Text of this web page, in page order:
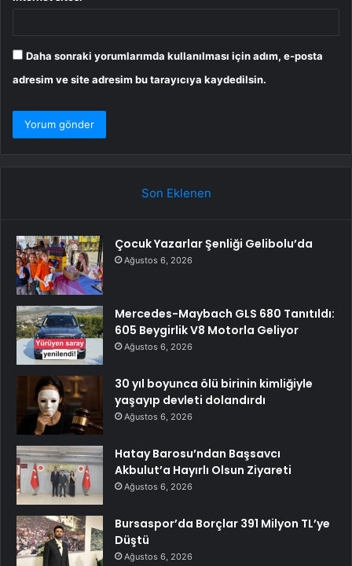
Daha sonraki yorumlarımda kullanılması için adım, e-posta
adresim ve site adresim bu tarayıcıya kaydedilsin.
Son Eklenen
Çocuk Yazarlar Şenliği Gelibolu’da
Ağustos 6, 2026
Mercedes-Maybach GLS 680 Tanıtıldı:
605 Beygirlik V8 Motorla Geliyor
Ağustos 6, 2026
30 yıl boyunca ölü birinin kimliğiyle
yaşayıp devleti dolandırdı
Ağustos 6, 2026
Hatay Barosu’ndan Başsavcı
Akbulut’a Hayırlı Olsun Ziyareti
Ağustos 6, 2026
Bursaspor’da Borçlar 391 Milyon TL’ye
Düştü
Ağustos 6, 2026